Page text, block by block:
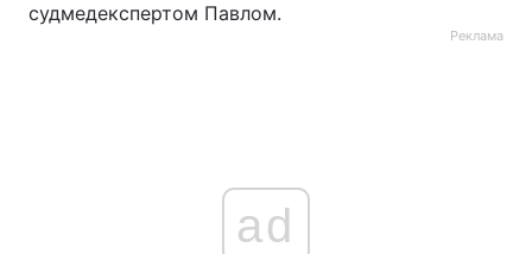
судмедекспертом Павлом.
Реклама
ad